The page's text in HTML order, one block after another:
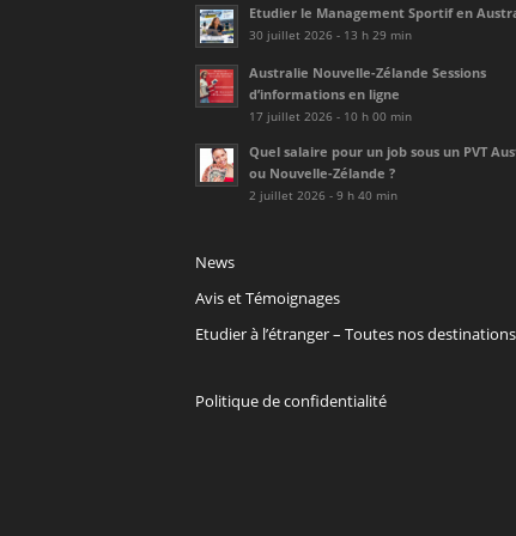
Etudier le Management Sportif en
30 juillet 2026 - 13 h 29 min
Australie Nouvelle-Zélande Sessions
d’informations en ligne
17 juillet 2026 - 10 h 00 min
Quel salaire pour un job sous un PVT
ou Nouvelle-Zélande ?
2 juillet 2026 - 9 h 40 min
News
Avis et Témoignages
Etudier à l’étranger – Toutes nos destinations
Politique de confidentialité